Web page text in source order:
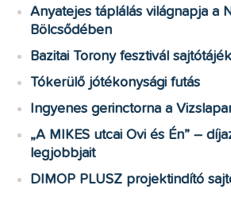
Anyatejes táplálás világnapja a
Bölcsődében
Bazitai Torony fesztivál
Tókerülő jótékonysági futás
Ingyenes gerinctorna a
„A MIKES utcai Ovi és Én” –
legjobbjait
DIMOP PLUSZ projektindító